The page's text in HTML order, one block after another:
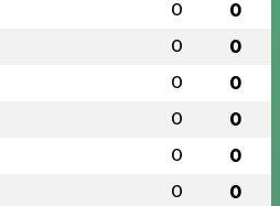
0 0
0 0
0 0
0 0
0 0
0 0